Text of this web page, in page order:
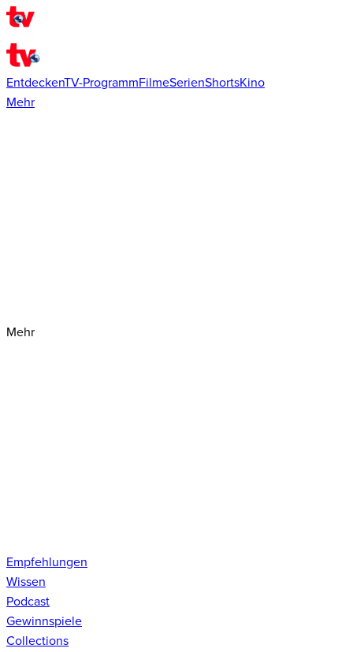
EntdeckenTV-ProgrammFilmeSerienShortsKino
Mehr
Mehr
Empfehlungen
Wissen
Podcast
Gewinnspiele
Collections